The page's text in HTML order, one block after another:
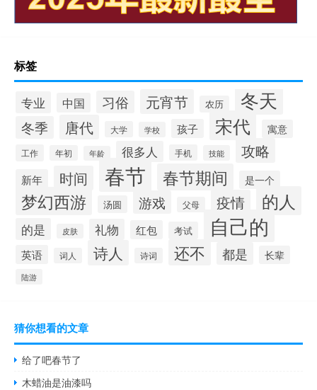
标签
专业 中国 习俗 元宵节 农历 冬天
冬季 唐代 大学 学校 孩子 宋代 寓意
工作 年初 年龄 很多人 手机 技能 攻略
新年 时间 春节 春节期间 是一个
梦幻西游 汤圆 游戏 父母 疫情 的人
的是 皮肤 礼物 红包 考试 自己的
英语 词人 诗人 诗词 还不 都是 长辈
陆游
猜你想看的文章
给了吧春节了
木蜡油是油漆吗